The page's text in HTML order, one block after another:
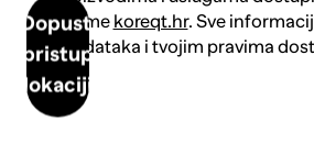
Dopusti
pristup
lokaciji
platforme koreqt.hr. Sve
podataka i tvojim pravima